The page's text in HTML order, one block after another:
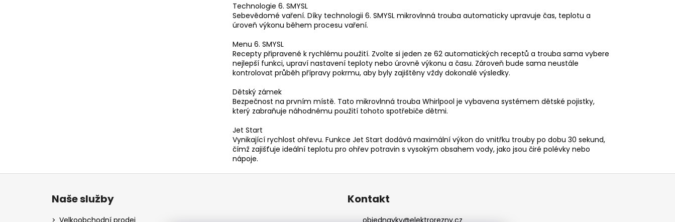
Technologie 6. SMYSL
Sebevědomé vaření. Díky technologii 6. SMYSL mikrovlnná trouba automaticky upravuje čas, teplotu a
úroveň výkonu během procesu vaření.
Menu 6. SMYSL
Recepty připravené k rychlému použití. Zvolte si jeden ze 62 automatických receptů a trouba sama vybere
nejlepší funkci, upraví nastavení teploty nebo úrovně výkonu a času. Zároveň bude sama neustále
kontrolovat průběh přípravy pokrmu, aby byly zajištěny vždy dokonalé výsledky.
Dětský zámek
Bezpečnost na prvním místě. Tato mikrovlnná trouba Whirlpool je vybavena systémem dětské pojistky,
který zabraňuje náhodnému použití tohoto spotřebiče dětmi.
Jet Start
Vynikající rychlost ohřevu. Funkce Jet Start dodává maximální výkon do vnitřku trouby po dobu 30 sekund,
čímž zajišťuje ideální teplotu pro ohřev potravin s vysokým obsahem vody, jako jsou čiré polévky nebo
nápoje.
Z
Naše služby
Velkoobchodní prodej
Kontakt
objednavky@elektrorezny.cz